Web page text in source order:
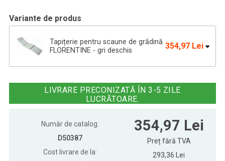
Variante de produs
Tapițerie pentru scaune de grădină
FLORENTINE - gri deschis
354,97 Lei
închis
Florentin - atrancit
354,97 Lei
LIVRARE PRECONIZATĂ ÎN 3-5 ZILE
LUCRĂTOARE.
Număr de catalog:
D50387
Cost livrare de la:
354,97 Lei
Preț fără TVA
293,36 Lei